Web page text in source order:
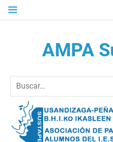
Saltar
AMPA
Elkartea Asociación de